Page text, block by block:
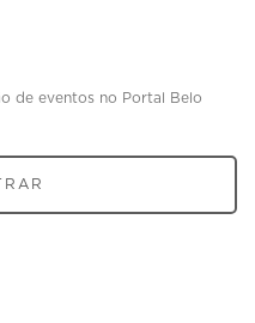
de eventos no Portal Belo